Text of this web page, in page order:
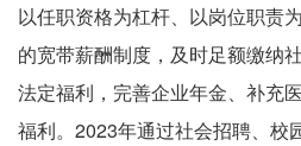
以任职资格为杠杆、 以岗位职责
的宽带薪酬制度，及时足额缴纳
法定福利，完善企业年金、补充
福利。 2023年通过社会招聘、校